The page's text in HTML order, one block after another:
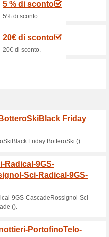
Extra
20% off
applies